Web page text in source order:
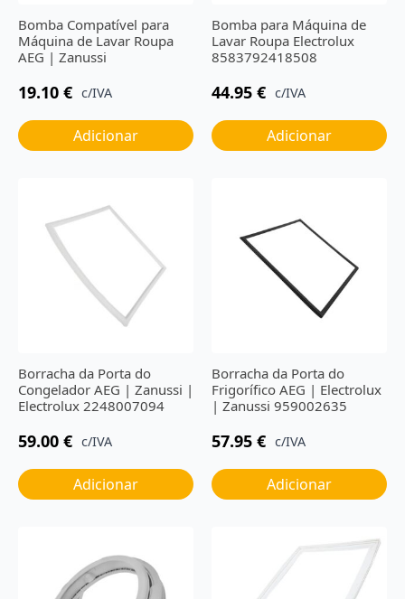
Bomba Compatível para
Máquina de Lavar Roupa
AEG | Zanussi
19.10 € c/IVA
Adicionar
Bomba para Máquina de
Lavar Roupa Electrolux
8583792418508
44.95 € c/IVA
Adicionar
Borracha da Porta do
Congelador AEG | Zanussi |
Electrolux 2248007094
59.00 € c/IVA
Adicionar
Borracha da Porta do
Frigorífico AEG | Electrolux
| Zanussi 959002635
57.95 € c/IVA
Adicionar